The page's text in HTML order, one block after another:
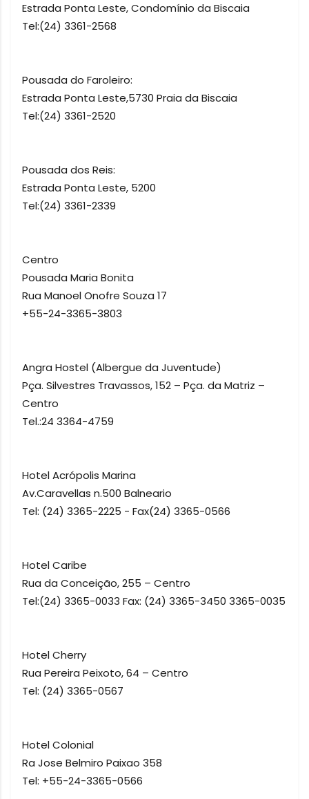
Estrada Ponta Leste, Condomínio da Biscaia
Tel:(24) 3361-2568
Pousada do Faroleiro:
Estrada Ponta Leste,5730 Praia da Biscaia
Tel:(24) 3361-2520
Pousada dos Reis:
Estrada Ponta Leste, 5200
Tel:(24) 3361-2339
Centro
Pousada Maria Bonita
Rua Manoel Onofre Souza 17
+55-24-3365-3803
Angra Hostel (Albergue da Juventude)
Pça. Silvestres Travassos, 152 – Pça. da Matriz –
Centro
Tel.:24 3364-4759
Hotel Acrópolis Marina
Av.Caravellas n.500 Balneario
Tel: (24) 3365-2225 - Fax(24) 3365-0566
Hotel Caribe
Rua da Conceição, 255 – Centro
Tel:(24) 3365-0033 Fax: (24) 3365-3450 3365-0035
Hotel Cherry
Rua Pereira Peixoto, 64 – Centro
Tel: (24) 3365-0567
Hotel Colonial
Ra Jose Belmiro Paixao 358
Tel: +55-24-3365-0566